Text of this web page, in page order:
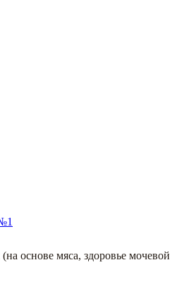
основе мяса, здоровье мочевой